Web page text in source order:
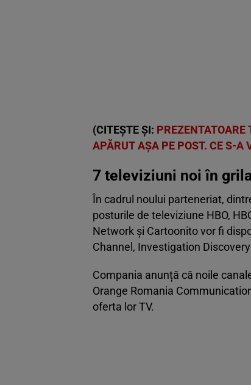
(CITEȘTE ȘI: PREZENTATOARE
APĂRUT AŞA PE POST. CE S-A
7 televiziuni noi în
În cadrul noului parteneriat,
posturile de televiziune HBO,
Network şi Cartoonito vor fi
Channel, Investigation
Compania anunță că noile
Orange Romania
oferta lor TV.